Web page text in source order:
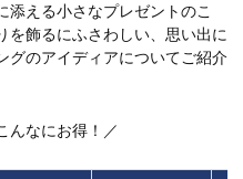
添える小さなプレゼントのこ
を飾るにふさわしい、思い出に
グのアイディアについてご紹介
んなにお得！／